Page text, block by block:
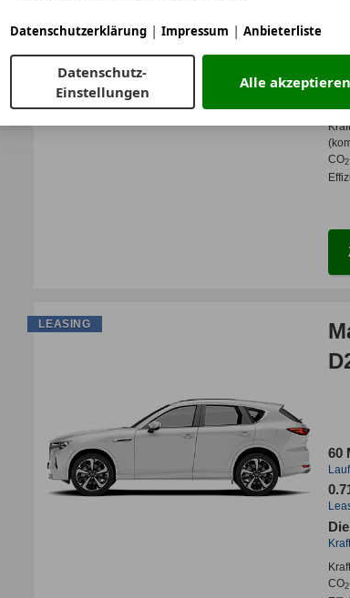
CO2
60
CO2
LEASING
Datenschutzerklärung | Impressum | Anbieterliste
Datenschutz-
Einstellungen
Alle akzeptieren